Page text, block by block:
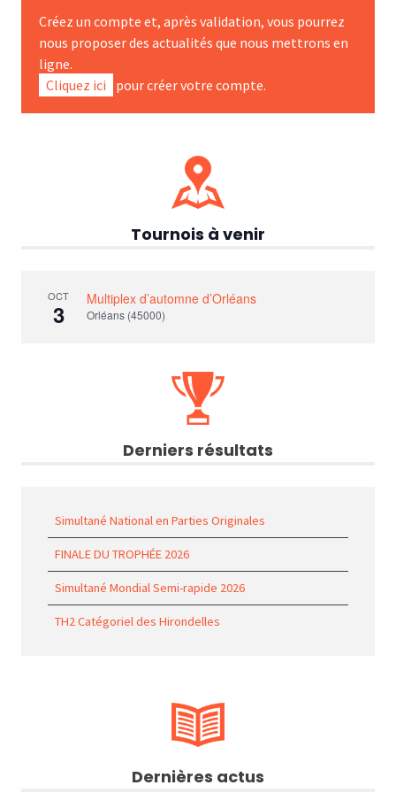
Créez un compte et, après validation, vous pourrez
nous proposer des actualités que nous mettrons en
ligne.
Cliquez ici
pour créer votre compte.
Tournois à venir
OCT
3
Multiplex d’automne d’Orléans
Orléans (45000)
Derniers résultats
Simultané National en Parties Originales
FINALE DU TROPHÉE 2026
Simultané Mondial Semi-rapide 2026
TH2 Catégoriel des Hirondelles
Dernières actus